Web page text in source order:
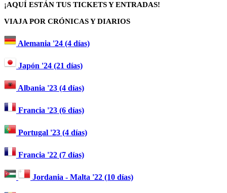
¡AQUÍ ESTÁN TUS TICKETS Y ENTRADAS!
VIAJA POR CRÓNICAS Y DIARIOS
Alemania '24 (4 días)
Japón '24 (21 días)
Albania '23 (4 días)
Francia '23 (6 días)
Portugal '23 (4 días)
Francia '22 (7 días)
Jordania - Malta '22 (10 días)